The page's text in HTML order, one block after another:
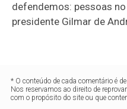
defendemos: pessoas
presidente Gilmar de
* O conteúdo de cada comentário é
Nos reservamos ao direito de
com o propósito do site ou que